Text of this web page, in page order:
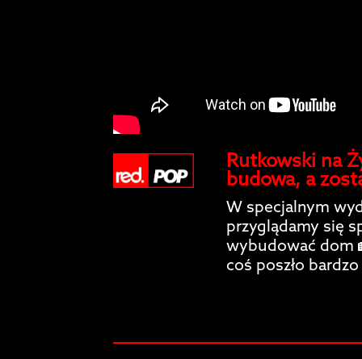
Rutkowski na
budowa, a
W specjalnym
przyglądamy się
wybudować dom
coś poszło bardzo